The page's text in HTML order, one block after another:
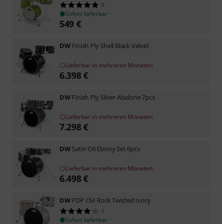
9
Sofort lieferbar
549 €
DWFinish Ply Shell Black Velvet
Lieferbar in mehreren Monaten
6.398€
DWFinish Ply Silver Abalone 7pcs
Lieferbar in mehreren Monaten
7.298€
DWSatin Oil Ebony Set 6pcs
Lieferbar in mehreren Monaten
6.498€
DWPDP CM Rock Twisted Ivory
1
Sofort lieferbar